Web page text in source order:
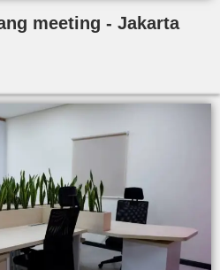
meeting - Jakarta